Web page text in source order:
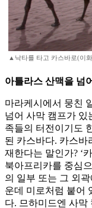
▲낙타를 타고 카스바로(이
아틀라스 산맥을 넘
마라케시에서 뭉친
넘어 사막 캠프가 있
족들의 터전이기도
된 카스바다. 카스바
재한다는 말인가? ‘
북아프리카를 중심
의 일부 또는 그 외
운데 미로처럼 붙어
다. 므하미드엔 사막